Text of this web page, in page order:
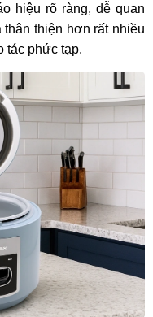
hiệu rõ ràng, dễ quan
thiện hơn rất nhiều
tác phức tạp.